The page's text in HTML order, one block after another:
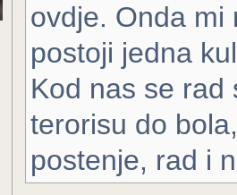
ovdje. Onda mi
postoji jedna
Kod nas se rad
terorisu do
postenje, rad i